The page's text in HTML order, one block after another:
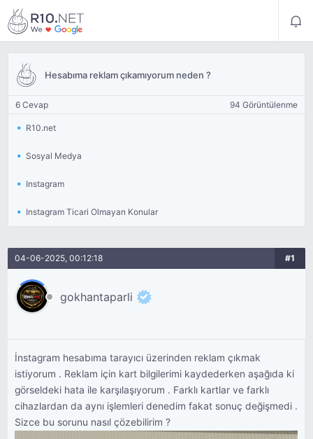
Hesabıma reklam çıkamıyorum neden ?
6 Cevap 94 Görüntülenme
R10.net
Sosyal Medya
Instagram
Instagram Ticari Olmayan Konular
04-06-2025, 00:12:18 #1
gokhantaparli
İnstagram hesabıma tarayıcı üzerinden reklam çıkmak
istiyorum . Reklam için kart bilgilerimi kaydederken aşağıda ki
görseldeki hata ile karşılaşıyorum . Farklı kartlar ve farklı
cihazlardan da aynı işlemleri denedim fakat sonuç değişmedi .
Sizce bu sorunu nasıl çözebilirim ?